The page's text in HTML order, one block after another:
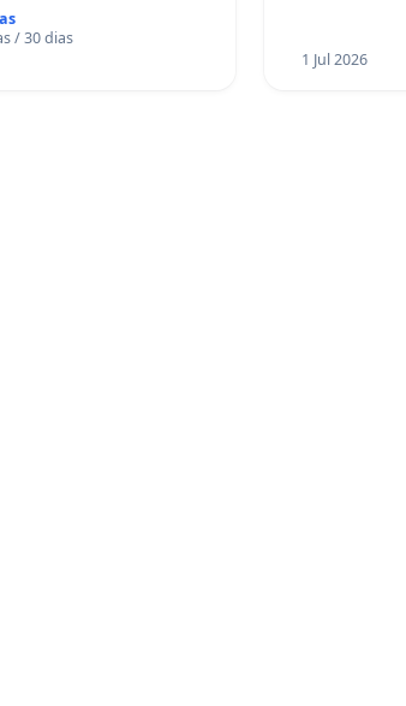
/ 30 dias
1 Jul 2026